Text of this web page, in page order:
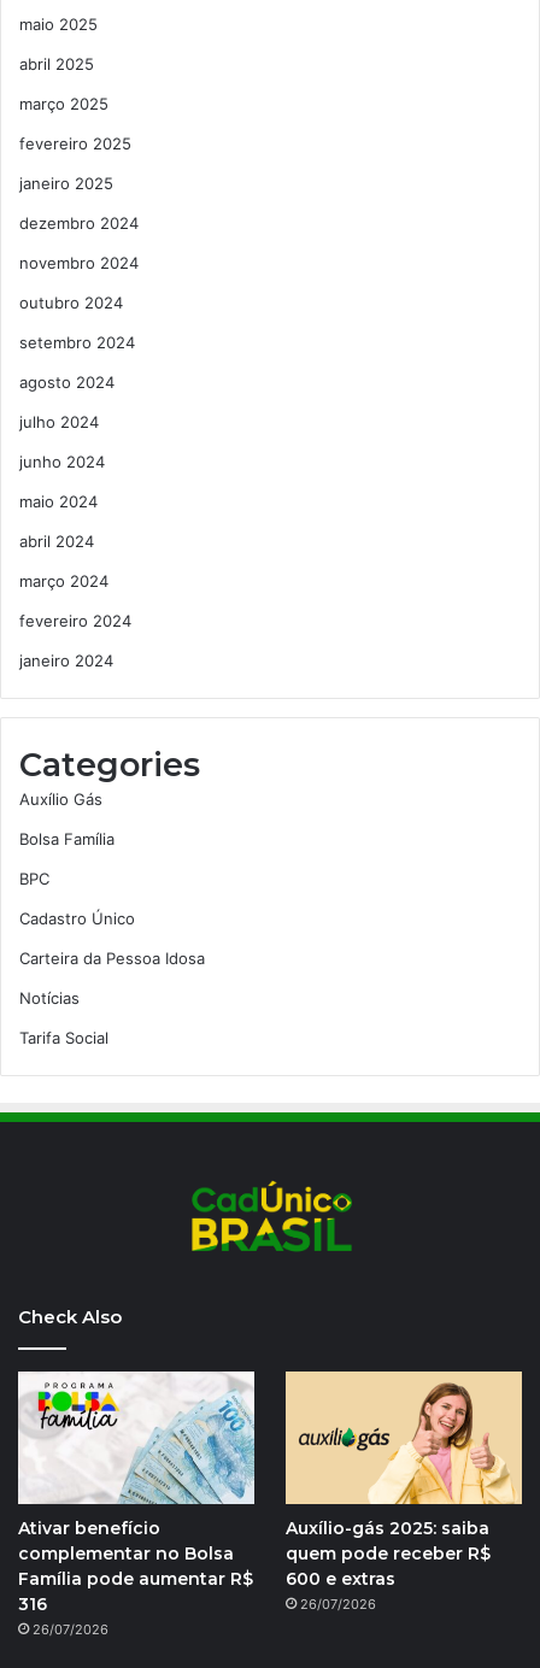
maio 2025
abril 2025
março 2025
fevereiro 2025
janeiro 2025
dezembro 2024
novembro 2024
outubro 2024
setembro 2024
agosto 2024
julho 2024
junho 2024
maio 2024
abril 2024
março 2024
fevereiro 2024
janeiro 2024
Categories
Auxílio Gás
Bolsa Família
BPC
Cadastro Único
Carteira da Pessoa Idosa
Notícias
Tarifa Social
Check Also
Ativar benefício
complementar no Bolsa
Família pode aumentar R$
316
26/07/2026
Auxílio-gás 2025: saiba
quem pode receber R$
600 e extras
26/07/2026